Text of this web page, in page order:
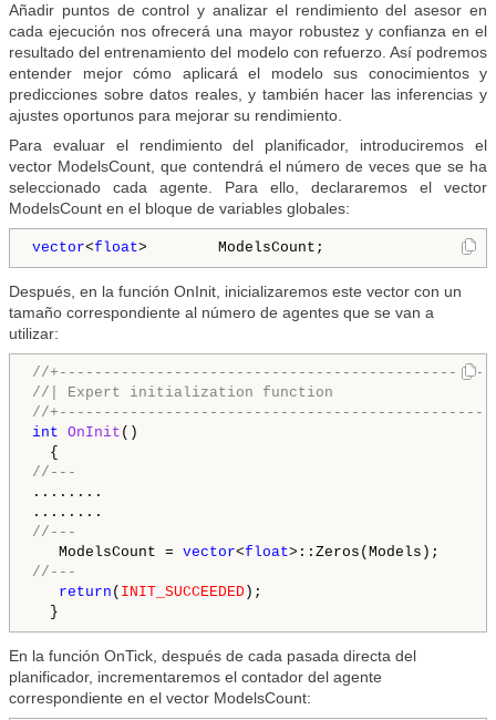
Añadir puntos de control y analizar el rendimiento del asesor en
cada ejecución nos ofrecerá una mayor robustez y confianza en el
resultado del entrenamiento del modelo con refuerzo. Así podremos
entender mejor cómo aplicará el modelo sus conocimientos y
predicciones sobre datos reales, y también hacer las inferencias y
ajustes oportunos para mejorar su rendimiento.
Para evaluar el rendimiento del planificador, introduciremos el
vector ModelsCount, que contendrá el número de veces que se ha
seleccionado cada agente. Para ello, declararemos el vector
ModelsCount en el bloque de variables globales:
vector<float
Después, en la función OnInit, inicializaremos este vector con un
tamaño correspondiente al número de agentes que se van a
utilizar:
//
//| Expert initialization function
//
int OnInit ()
//---
........
//---
ModelsCount = vector<float
//---
return ( INIT_SUCCEEDED );
En la función OnTick, después de cada pasada directa del
planificador, incrementaremos el contador del agente
correspondiente en el vector ModelsCount: